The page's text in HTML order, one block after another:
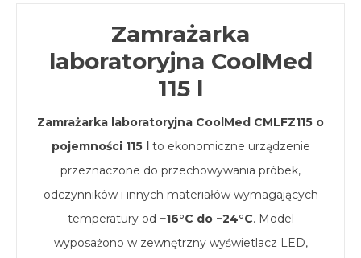
Zamrażarka
laboratoryjna CoolMed
115 l
Zamrażarka laboratoryjna CoolMed CMLFZ115 o
pojemności 115 lto ekonomiczne urządzenie
przeznaczone do przechowywania próbek,
odczynników i innych materiałów wymagających
temperatury od −16°C do −24°C. Model
wyposażono w zewnętrzny wyświetlacz LED,